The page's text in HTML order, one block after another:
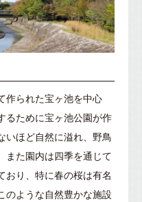
作られた宝ヶ池を中心
るために宝ヶ池公園が作
いほど自然に溢れ、野鳥
また園内は四季を通じて
おり、特に春の桜は有名
のような自然豊かな施設